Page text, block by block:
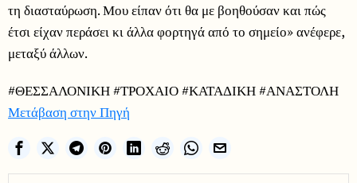
τη διασταύρωση. Μου είπαν ότι θα με βοηθούσαν και πώς
έτσι είχαν περάσει κι άλλα φορτηγά από το σημείο» ανέφερε,
μεταξύ άλλων.
#ΘΕΣΣΑΛΟΝΙΚΗ #ΤΡΟΧΑΙΟ #ΚΑΤΑΔΙΚΗ #ΑΝΑΣΤΟΛΗ
Μετάβαση στην Πηγή